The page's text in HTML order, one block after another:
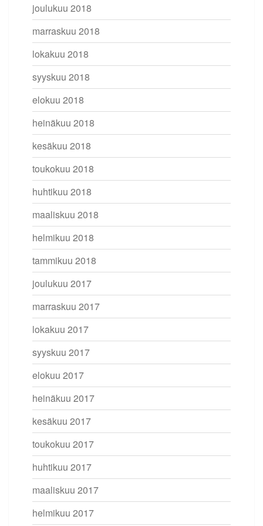
joulukuu 2018
marraskuu 2018
lokakuu 2018
syyskuu 2018
elokuu 2018
heinäkuu 2018
kesäkuu 2018
toukokuu 2018
huhtikuu 2018
maaliskuu 2018
helmikuu 2018
tammikuu 2018
joulukuu 2017
marraskuu 2017
lokakuu 2017
syyskuu 2017
elokuu 2017
heinäkuu 2017
kesäkuu 2017
toukokuu 2017
huhtikuu 2017
maaliskuu 2017
helmikuu 2017